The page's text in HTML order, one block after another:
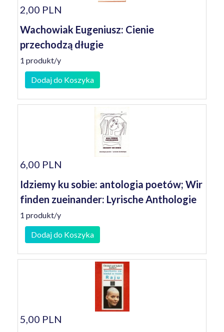
2,00 PLN
Wachowiak Eugeniusz: Cienie
przechodzą długie
1 produkt/y
Dodaj do Koszyka
6,00 PLN
Idziemy ku sobie: antologia poetów; Wir
finden zueinander: Lyrische Anthologie
1 produkt/y
Dodaj do Koszyka
5,00 PLN